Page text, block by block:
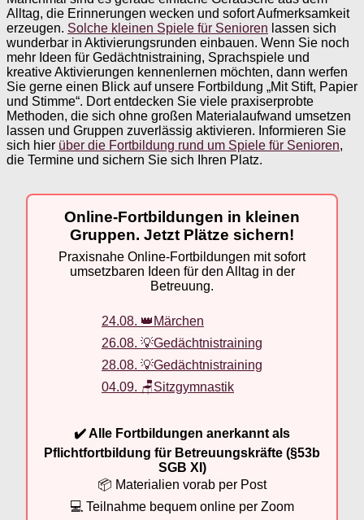
Alltag, die Erinnerungen wecken und sofort Aufmerksamkeit
erzeugen. Solche kleinen Spiele für Senioren lassen sich
wunderbar in Aktivierungsrunden einbauen. Wenn Sie noch
mehr Ideen für Gedächtnistraining, Sprachspiele und
kreative Aktivierungen kennenlernen möchten, dann werfen
Sie gerne einen Blick auf unsere Fortbildung „Mit Stift, Papier
und Stimme“. Dort entdecken Sie viele praxiserprobte
Methoden, die sich ohne großen Materialaufwand umsetzen
lassen und Gruppen zuverlässig aktivieren. Informieren Sie
sich hier über die Fortbildung rund um Spiele für Senioren,
die Termine und sichern Sie sich Ihren Platz.
Online-Fortbildungen in kleinen
Gruppen. Jetzt Plätze sichern!
Praxisnahe Online-Fortbildungen mit sofort
umsetzbaren Ideen für den Alltag in der
Betreuung.
24.08. 👑Märchen
26.08. 💡Gedächtnistraining
28.08. 💡Gedächtnistraining
04.09. 🪑Sitzgymnastik
✔️ Alle Fortbildungen anerkannt als
Pflichtfortbildung für Betreuungskräfte (§53b
SGB XI)
📦 Materialien vorab per Post
💻 Teilnahme bequem online per Zoom